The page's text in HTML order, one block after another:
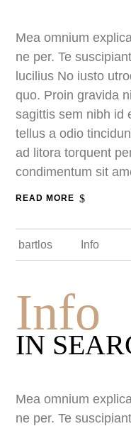
Mea omnium
ne per. Te
lucilius No iusto
quo. Proin gravida
sagittis sem nibh id
tellus a odio
ad litora torquent
condimentum sit
READ MORE
bartlos Info
Info
IN
Mea omnium
ne per. Te